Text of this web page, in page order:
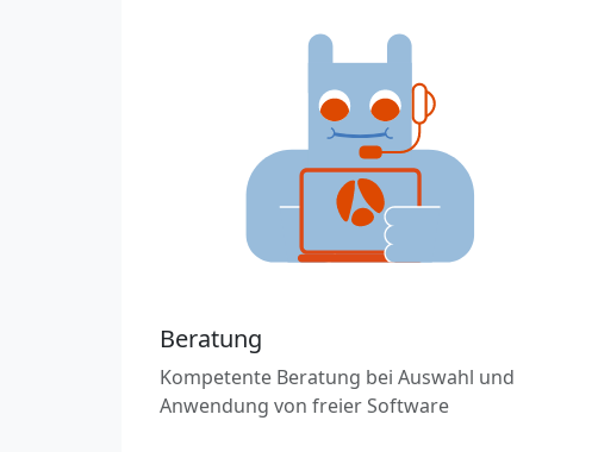
Beratung
Kompetente Beratung bei Auswahl und
Anwendung von freier Software